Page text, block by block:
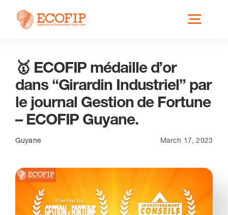
Skip
Qui est ECOFIP ?
Nos Services
🥇 ECOFIP médaille d’or
dans “Girardin Industriel” par
le journal Gestion de Fortune
– ECOFIP Guyane.
Guyane March 17, 2023